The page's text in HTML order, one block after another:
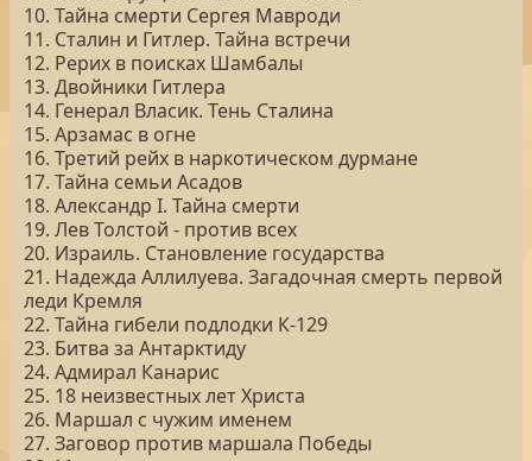
10. Тайна смерти Сергея Мавроди
11. Сталин и Гитлер. Тайна встречи
12. Рерих в поисках Шамбалы
13. Двойники Гитлера
14. Генерал Власик. Тень Сталина
15. Арзамас в огне
16. Третий рейх в наркотическом дурмане
17. Тайна семьи Асадов
18. Александр I. Тайна смерти
19. Лев Толстой - против всех
20. Израиль. Становление государства
21. Надежда Аллилуева. Загадочная смерть первой
леди Кремля
22. Тайна гибели подлодки К-129
23. Битва за Антарктиду
24. Адмирал Канарис
25. 18 неизвестных лет Христа
26. Маршал с чужим именем
27. Заговор против маршала Победы